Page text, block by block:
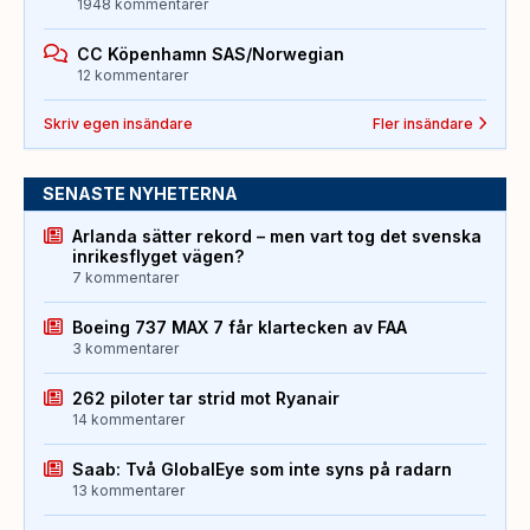
1948 kommentarer
CC Köpenhamn SAS/Norwegian
12 kommentarer
Skriv egen insändare Fler insändare
SENASTE NYHETERNA
Arlanda sätter rekord – men vart tog det svenska
inrikesflyget vägen?
7 kommentarer
Boeing 737 MAX 7 får klartecken av FAA
3 kommentarer
262 piloter tar strid mot Ryanair
14 kommentarer
Saab: Två GlobalEye som inte syns på radarn
13 kommentarer